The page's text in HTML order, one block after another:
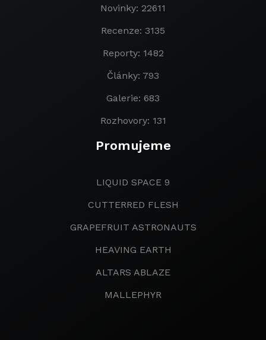
Novinky: 22611
Recenze: 3135
Reporty: 1482
Články: 793
Galerie: 683
Rozhovory: 131
Promujeme
LIQUID SPACE 9
CUTTERRED FLESH
GRAPEFRUIT ASTRONAUTS
HEAVING EARTH
ALTARS ABLAZE
MALLEPHYR